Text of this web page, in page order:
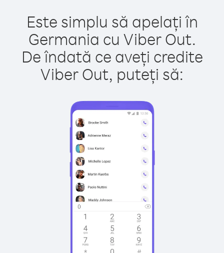
Este simplu să apelați în
Germania cu Viber Out.
De îndată ce aveți credite
Viber Out, puteți să: